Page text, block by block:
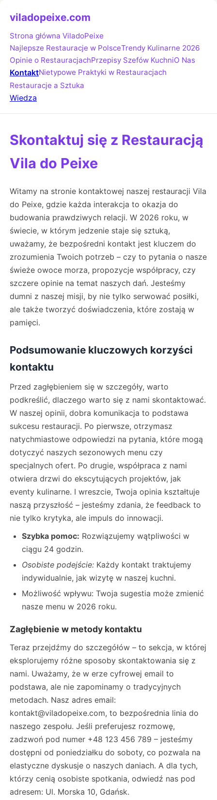
viladopeixe.com
Strona główna ViladoPeixe
Najlepsze Restauracje w PolsceTrendy Kulinarne 2026
Opinie o RestauracjachPrzepisy Szefów KuchniO Nas
KontaktNietypowe Praktyki w Restauracjach
Restauracje a Sztuka
Wiedza
Skontaktuj się z Restauracją
Vila do Peixe
Witamy na stronie kontaktowej naszej restauracji Vila
do Peixe, gdzie każda interakcja to okazja do
budowania prawdziwych relacji. W 2026 roku, w
świecie, w którym jedzenie staje się sztuką,
uważamy, że bezpośredni kontakt jest kluczem do
zrozumienia Twoich potrzeb – czy to pytania o nasze
świeże owoce morza, propozycje współpracy, czy
szczere opinie na temat naszych dań. Jesteśmy
dumni z naszej misji, by nie tylko serwować posiłki,
ale także tworzyć doświadczenia, które zostają w
pamięci.
Podsumowanie kluczowych korzyści
kontaktu
Przed zagłębieniem się w szczegóły, warto
podkreślić, dlaczego warto się z nami skontaktować.
W naszej opinii, dobra komunikacja to podstawa
sukcesu restauracji. Po pierwsze, otrzymasz
natychmiastowe odpowiedzi na pytania, które mogą
dotyczyć naszych sezonowych menu czy
specjalnych ofert. Po drugie, współpraca z nami
otwiera drzwi do ekscytujących projektów, jak
eventy kulinarne. I wreszcie, Twoja opinia kształtuje
naszą przyszłość – jesteśmy zdania, że feedback to
nie tylko krytyka, ale impuls do innowacji.
Szybka pomoc: Rozwiązujemy wątpliwości w
ciągu 24 godzin.
Osobiste podejście: Każdy kontakt traktujemy
indywidualnie, jak wizytę w naszej kuchni.
Możliwość wpływu: Twoja sugestia może zmienić
nasze menu w 2026 roku.
Zagłębienie w metody kontaktu
Teraz przejdźmy do szczegółów – to sekcja, w której
eksplorujemy różne sposoby skontaktowania się z
nami. Uważamy, że w erze cyfrowej email to
podstawa, ale nie zapominamy o tradycyjnych
metodach. Nasz adres email:
kontakt@viladopeixe.com, to bezpośrednia linia do
naszego zespołu. Jeśli preferujesz rozmowę,
zadzwoń pod numer +48 123 456 789 – jesteśmy
dostępni od poniedziałku do soboty, co pozwala na
elastyczne dyskusje o naszych daniach. A dla tych,
którzy cenią osobiste spotkania, odwiedź nas pod
adresem: Ul. Morska 10, Gdańsk.